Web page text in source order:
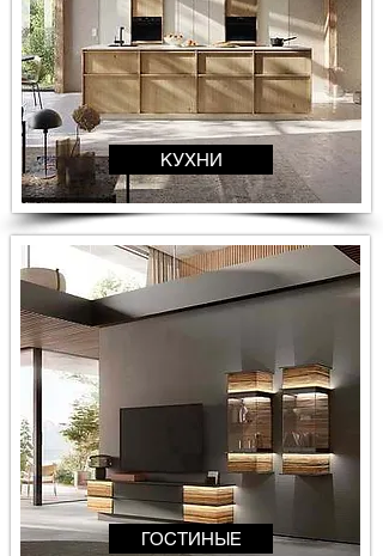
КУХНИ
ГОСТИНЫЕ